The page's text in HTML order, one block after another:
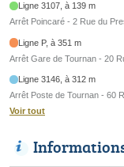
Ligne 3107, à 139 m
Arrêt Poincaré - 2 Rue du
Ligne P, à 351 m
Arrêt Gare de Tournan - 20
Ligne 3146, à 312 m
Arrêt Poste de Tournan - 60
Voir tout